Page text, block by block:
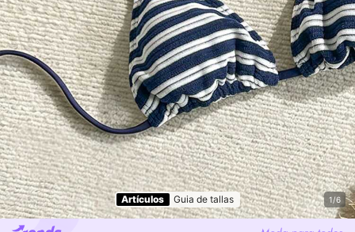
Artículos Guia de tallas 1/6